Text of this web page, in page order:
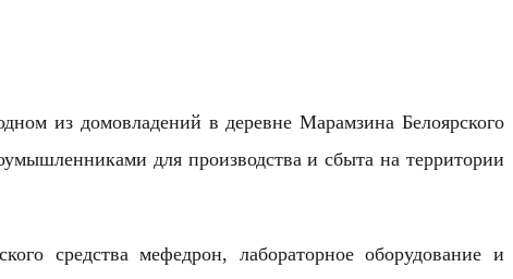
из домовладений в деревне Марамзина Белоярского
для производства и сбыта на территории
средства мефедрон, лабораторное оборудование и